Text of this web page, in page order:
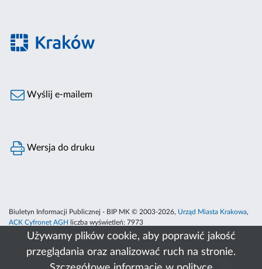
Używamy plików cookie, aby poprawić jakość
przeglądania oraz analizować ruch na stronie.
Wyślij e-mailem
Wersja do druku
Biuletyn Informacji Publicznej - BIP MK © 2003-2026, Urząd Miasta Krakowa,
ACK Cyfronet AGH
liczba wyświetleń: 7973